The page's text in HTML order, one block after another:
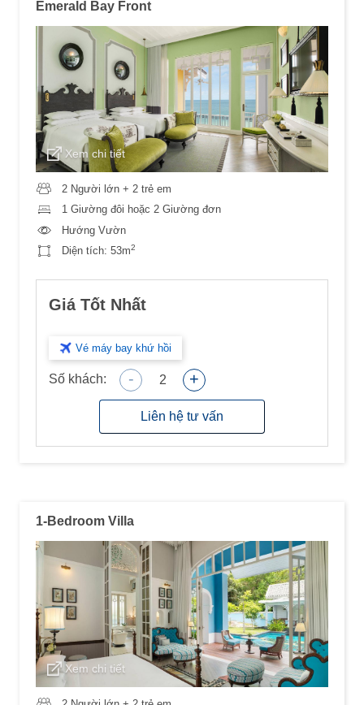
Emerald Bay Front
Xem chi tiết
2 Người lớn + 2 trẻ em
1 Giường đôi hoặc 2 Giường đơn
Hướng Vườn
Diện tích: 53m2
Giá Tốt Nhất
Vé máy bay khứ hồi
Số khách: - 2 +
Liên hệ tư vấn
1-Bedroom Villa
Xem chi tiết